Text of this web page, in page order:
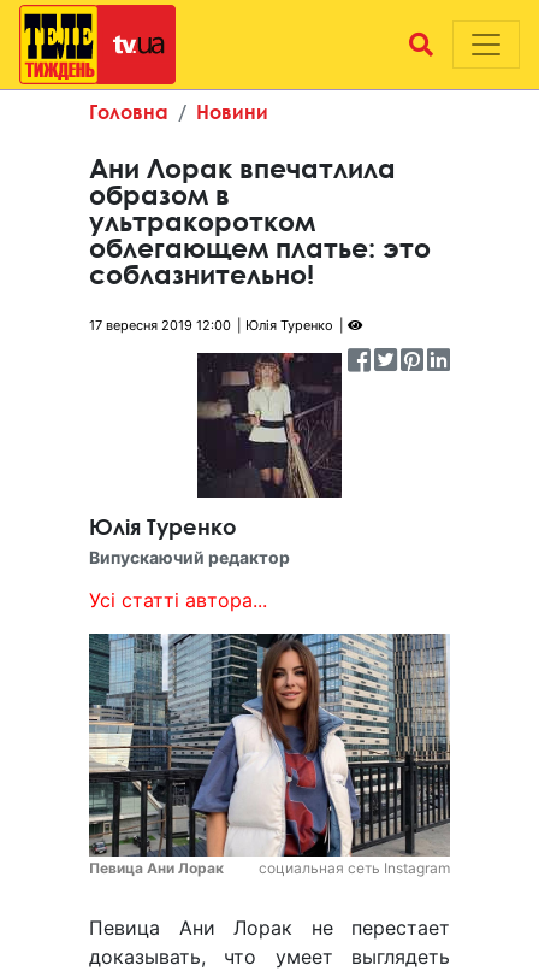
Головна Новини
Ани Лорак впечатлила
образом в
ультракоротком
облегающем платье: это
соблазнительно!
17 вересня 2019 12:00 Юлія Туренко
Юлія Туренко
Випускаючий редактор
Усі статті автора...
Певица Ани Лорак социальная сеть Instagram
Певица Ани Лорак не перестает
доказывать, что умеет выглядеть